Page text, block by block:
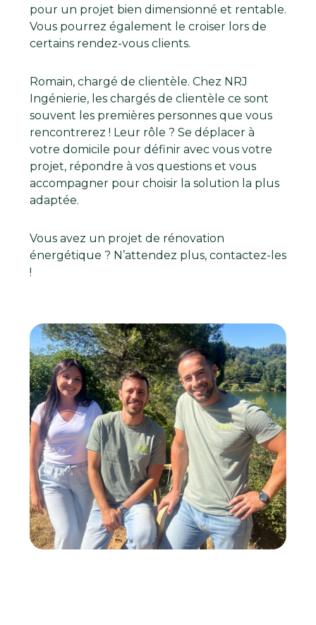
pour un projet bien dimensionné et rentable.
Vous pourrez également le croiser lors de
certains rendez-vous clients.
Romain, chargé de clientèle. Chez NRJ
Ingénierie, les chargés de clientèle ce sont
souvent les premières personnes que vous
rencontrerez ! Leur rôle ? Se déplacer à
votre domicile pour définir avec vous votre
projet, répondre à vos questions et vous
accompagner pour choisir la solution la plus
adaptée.
Vous avez un projet de rénovation
énergétique ? N’attendez plus, contactez-les
!